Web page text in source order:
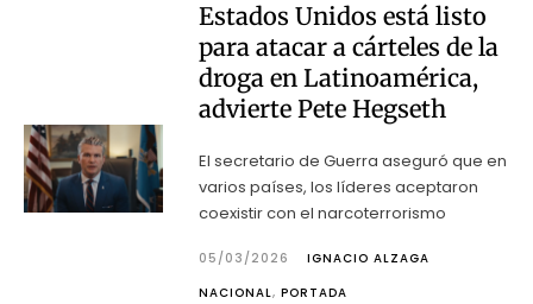
Estados Unidos está listo
para atacar a cárteles de la
droga en Latinoamérica,
advierte Pete Hegseth
El secretario de Guerra aseguró que en
varios países, los líderes aceptaron
coexistir con el narcoterrorismo
05/03/2026
IGNACIO ALZAGA
NACIONAL, PORTADA